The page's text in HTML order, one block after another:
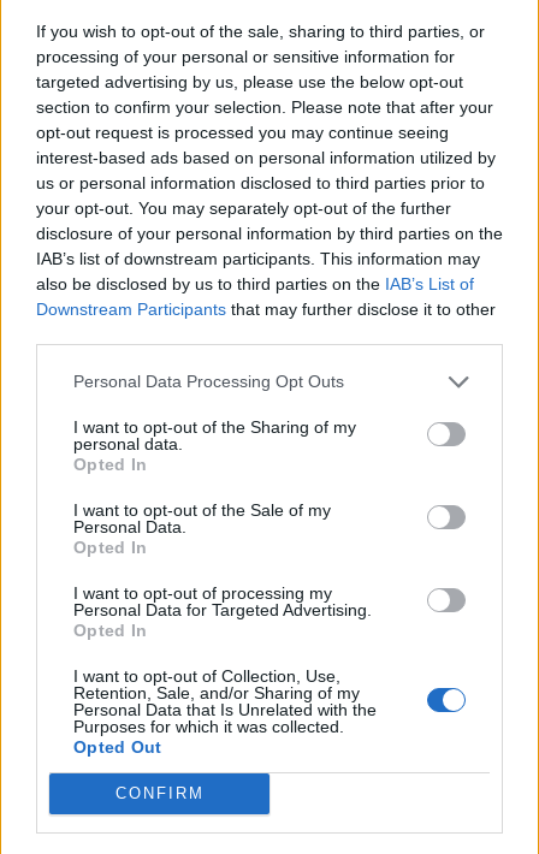
If you wish to opt-out of the sale, sharing to third parties, or
processing of your personal or sensitive information for
targeted advertising by us, please use the below opt-out
section to confirm your selection. Please note that after your
opt-out request is processed you may continue seeing
interest-based ads based on personal information utilized by
us or personal information disclosed to third parties prior to
your opt-out. You may separately opt-out of the further
disclosure of your personal information by third parties on the
IAB’s list of downstream participants. This information may
also be disclosed by us to third parties on the IAB’s List of
Downstream Participants that may further disclose it to other
Personal Data Processing Opt Outs
I want to opt-out of the Sharing of my
personal data.
Opted In
I want to opt-out of the Sale of my
Personal Data.
Opted In
I want to opt-out of processing my
Personal Data for Targeted Advertising.
Opted In
I want to opt-out of Collection, Use,
Retention, Sale, and/or Sharing of my
Personal Data that Is Unrelated with the
Purposes for which it was collected.
Opted Out
CONFIRM
Minka 11. rész
T. szereti a fiatal lányokat 14. rész
Pedig szóltam… – Miért nem hiszünk a
A legidegesítőbb kifejezések laza
gyűjteménye
Elyna Robbs: Adéle és az örökölt árnyak
A világ legismertebb ruhái